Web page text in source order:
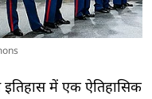
में एक ऐतिहासिक